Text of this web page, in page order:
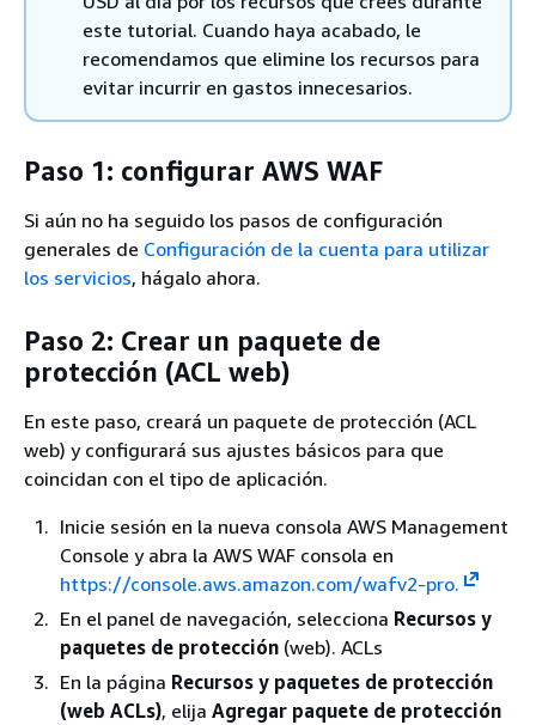
este tutorial. Cuando haya acabado, le
recomendamos que elimine los recursos para
evitar incurrir en gastos innecesarios.
Paso 1: configurar AWS WAF
Si aún no ha seguido los pasos de configuración
generales de Configuración de la cuenta para utilizar
los servicios, hágalo ahora.
Paso 2: Crear un paquete de
protección (ACL web)
En este paso, creará un paquete de protección (ACL
web) y configurará sus ajustes básicos para que
coincidan con el tipo de aplicación.
Inicie sesión en la nueva consola AWS Management
Console y abra la AWS WAF consola en
https://console.aws.amazon.com/wafv2-pro.
En el panel de navegación, selecciona Recursos y
paquetes de protección (web). ACLs
En la página Recursos y paquetes de protección
(web ACLs), elija Agregar paquete de protección